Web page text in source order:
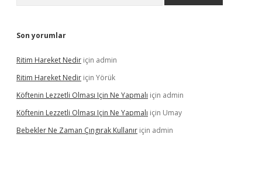
Son yorumlar
Ritim Hareket Nedir için admin
Ritim Hareket Nedir için Yörük
Köftenin Lezzetli Olması Için Ne Yapmalı için admin
Köftenin Lezzetli Olması Için Ne Yapmalı için Umay
Bebekler Ne Zaman Çıngırak Kullanır için admin